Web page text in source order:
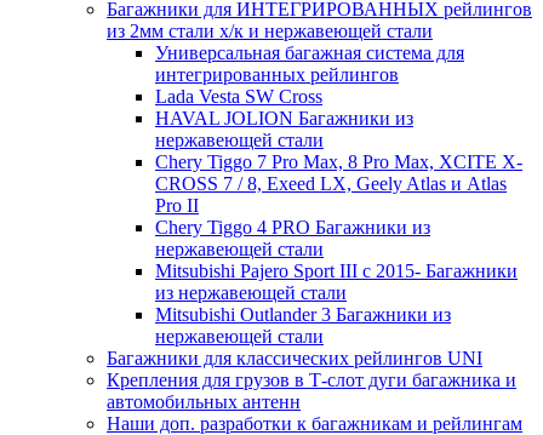
Багажники для ИНТЕГРИРОВАННЫХ рейлингов
из 2мм стали х/к и нержавеющей стали
Универсальная багажная система для
интегрированных рейлингов
Lada Vesta SW Cross
HAVAL JOLION Багажники из
нержавеющей стали
Chery Tiggo 7 Pro Max, 8 Pro Max, XCITE X-
CROSS 7 / 8, Exeed LX, Geely Atlas и Atlas
Pro II
Chery Tiggo 4 PRO Багажники из
нержавеющей стали
Mitsubishi Pajero Sport III с 2015- Багажники
из нержавеющей стали
Mitsubishi Outlander 3 Багажники из
нержавеющей стали
Багажники для классических рейлингов UNI
Крепления для грузов в Т-слот дуги багажника и
автомобильных антенн
Наши доп. разработки к багажникам и рейлингам